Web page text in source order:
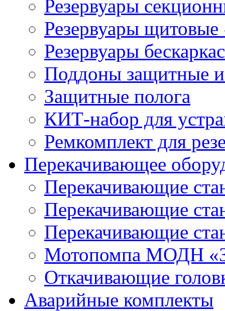
Резервуары
Резервуары
Резервуары
Поддоны защитные
Защитные полога
КИТ-набор для
Ремкомплект для
Перекачивающее
Перекачивающие
Перекачивающие
Перекачивающие
Мотопомпа МОДН
Откачивающие
Аварийные комплекты